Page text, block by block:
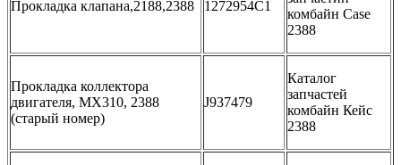
Прокладка клапана,2188,2388 1272954C1
комбайн Case
2388
Прокладка коллектора
двигателя, MX310, 2388
(старый номер)
J937479
Каталог
запчастей
комбайн Кейс
2388